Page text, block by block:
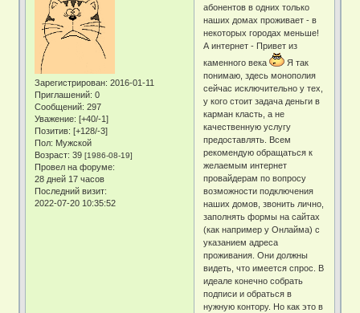
Зарегистрирован: 2016-01-11
Приглашений: 0
Сообщений: 297
Уважение: [+40/-1]
Позитив: [+128/-3]
Пол: Мужской
Возраст: 39[1986-08-19]
Провел на форуме:
28 дней 17 часов
Последний визит:
2022-07-20 10:35:52
абонентов в одних только
наших домах проживает - в
некоторых городах меньше!
А интернет - Привет из
каменного века
Я так
понимаю, здесь монополия
сейчас исключительно у тех,
у кого стоит задача деньги в
карман класть, а не
качественную услугу
предоставлять. Всем
рекомендую обращаться к
желаемым интернет
провайдерам по вопросу
возможности подключения
наших домов, звонить лично,
заполнять формы на сайтах
(как например у Онлайма) с
указанием адреса
проживания. Они должны
видеть, что имеется спрос. В
идеале конечно собрать
подписи и обраться в
нужную контору. Но как это в